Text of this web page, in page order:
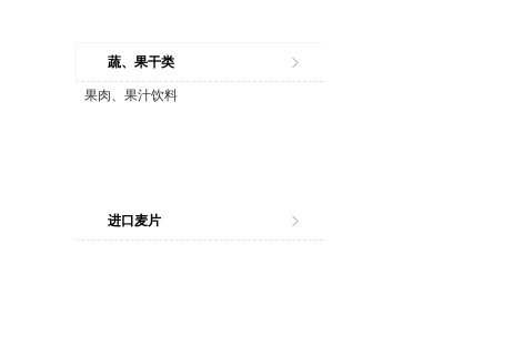
蔬、果干类
果肉、果汁饮料
进口麦片